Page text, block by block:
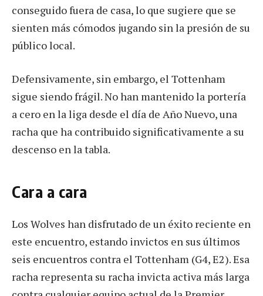
conseguido fuera de casa, lo que sugiere que se
sienten más cómodos jugando sin la presión de su
público local.
Defensivamente, sin embargo, el Tottenham
sigue siendo frágil. No han mantenido la portería
a cero en la liga desde el día de Año Nuevo, una
racha que ha contribuido significativamente a su
descenso en la tabla.
Cara a cara
Los Wolves han disfrutado de un éxito reciente en
este encuentro, estando invictos en sus últimos
seis encuentros contra el Tottenham (G4, E2). Esa
racha representa su racha invicta activa más larga